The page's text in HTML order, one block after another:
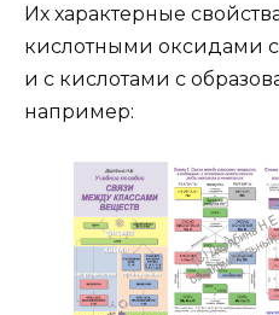
Их характерные
кислотными оксидами
и с кислотами с
например: